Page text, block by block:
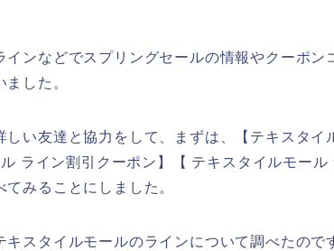
ンなどでスプリングセールの情報やクーポン
した。
い友達と協力をして、まずは、【テキスタイ
ライン割引クーポン】【 テキスタイルモール
みることにしました。
スタイルモールのラインについて調べたので